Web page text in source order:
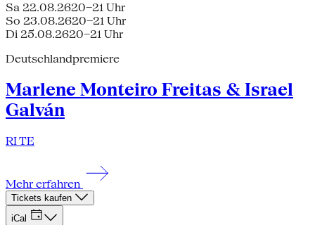
Sa 22.08.2620–21 Uhr
So 23.08.2620–21 Uhr
Di 25.08.2620–21 Uhr
Deutschlandpremiere
Marlene Monteiro Freitas & Israel
Galván
RI TE
Mehr erfahren
Tickets kaufen
iCal